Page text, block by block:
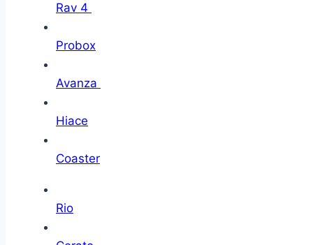
Rav 4
Probox
Avanza
Hiace
Coaster
Rio